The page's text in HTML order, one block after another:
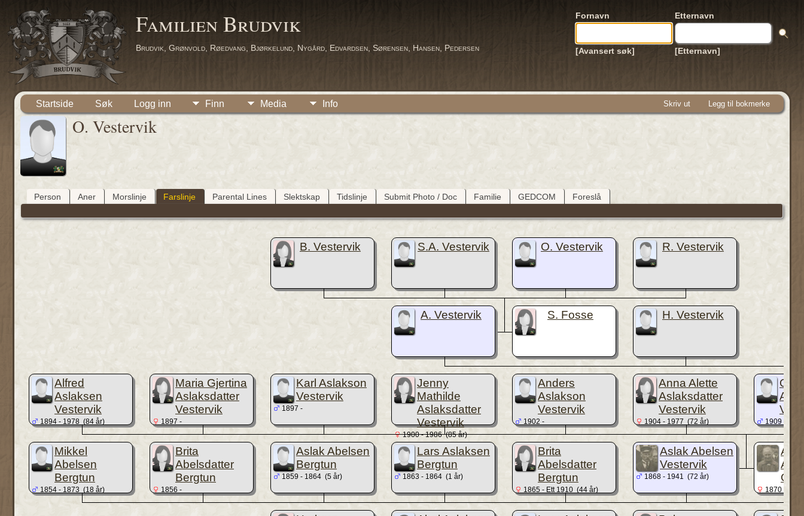
Familien Brudvik
Brudvik, Grønvold, Røedvang, Bjørkelund, Nygård, Edvardsen, Sørensen, Hansen, Pedersen
Fornavn Etternavn
[Avansert søk] [Etternavn]
Startside Søk Logg inn Finn Media Info Skriv ut Legg til bokmerke
O. Vestervik
Person Aner Morslinje Farslinje Parental Lines Slektskap Tidslinje Submit Photo / Doc Familie GEDCOM Foreslå
B. Vestervik S.A. Vestervik O. Vestervik R. Vestervik
A. Vestervik S. Fosse H. Vestervik
Alfred
Aslaksen
Vestervik
1894 - 1978 (84 år)
Maria Gjertina
Aslaksdatter
Vestervik
1897 -
Karl Aslakson
Vestervik
1897 -
Jenny
Mathilde
Aslaksdatter
Vestervik
1900 - 1986 (85 år)
Anders
Aslakson
Vestervik
1902 -
Anna Alette
Aslaksdatter
Vestervik
1904 - 1977 (72 år) 1909 -
Mikkel
Abelsen
Bergtun
1854 - 1873 (18 år)
Brita
Abelsdatter
Bergtun
1856 -
Aslak Abelsen
Bergtun
1859 - 1864 (5 år)
Lars Aslaksen
Bergtun
1863 - 1864 (1 år)
Brita
Abelsdatter
Bergtun
1865 - Ett 1910 (44 år)
Aslak Abelsen
Vestervik
1868 - 1941 (72 år)
1870 -